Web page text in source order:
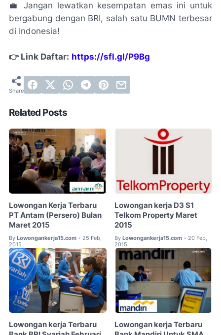
💼 Jangan lewatkan kesempatan emas ini untuk
bergabung dengan BRI, salah satu BUMN terbesar
di Indonesia!
👉 Link Daftar: https://sfl.gl/P9Bg
Related Posts
Lowongan Kerja Terbaru
PT Antam (Persero) Bulan
Maret 2015
By Lowongankerja15.com • 25 Feb,
2015
Lowongan kerja D3 S1
Telkom Property Maret
2015
By Lowongankerja15.com • 20 Feb,
2015
Lowongan kerja Terbaru
Lowongan kerja Terbaru